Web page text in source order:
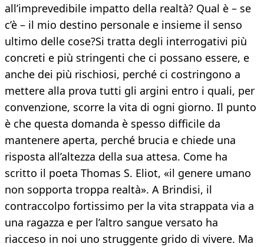
all’imprevedibile impatto della realtà? Qual è – se
c’è – il mio destino personale e insieme il senso
ultimo delle cose?Si tratta degli interrogativi più
concreti e più stringenti che ci possano essere, e
anche dei più rischiosi, perché ci costringono a
mettere alla prova tutti gli argini entro i quali, per
convenzione, scorre la vita di ogni giorno. Il punto
è che questa domanda è spesso difficile da
mantenere aperta, perché brucia e chiede una
risposta all’altezza della sua attesa. Come ha
scritto il poeta Thomas S. Eliot, «il genere umano
non sopporta troppa realtà». A Brindisi, il
contraccolpo fortissimo per la vita strappata via a
una ragazza e per l’altro sangue versato ha
riacceso in noi uno struggente grido di vivere. Ma